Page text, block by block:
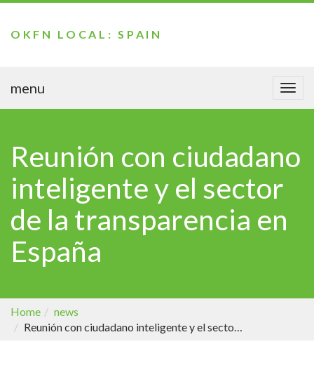
OKFN LOCAL: SPAIN
menu
Reunión con ciudadano
inteligente y el sector
de la transparencia en
España
Home
news
Reunión con ciudadano inteligente y el sector de la transparencia en España